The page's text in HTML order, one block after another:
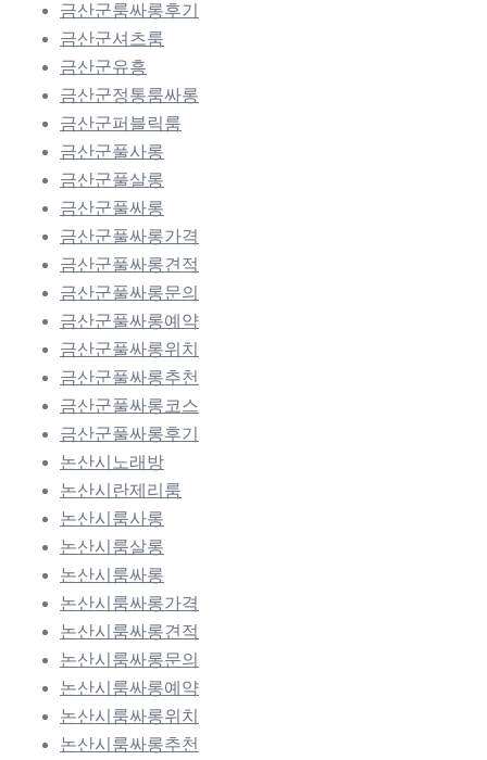
금산군룸싸롱후기
금산군셔츠룸
금산군유흥
금산군정통룸싸롱
금산군퍼블릭룸
금산군풀사롱
금산군풀살롱
금산군풀싸롱
금산군풀싸롱가격
금산군풀싸롱견적
금산군풀싸롱문의
금산군풀싸롱예약
금산군풀싸롱위치
금산군풀싸롱추천
금산군풀싸롱코스
금산군풀싸롱후기
논산시노래방
논산시란제리룸
논산시룸사롱
논산시룸살롱
논산시룸싸롱
논산시룸싸롱가격
논산시룸싸롱견적
논산시룸싸롱문의
논산시룸싸롱예약
논산시룸싸롱위치
논산시룸싸롱추천